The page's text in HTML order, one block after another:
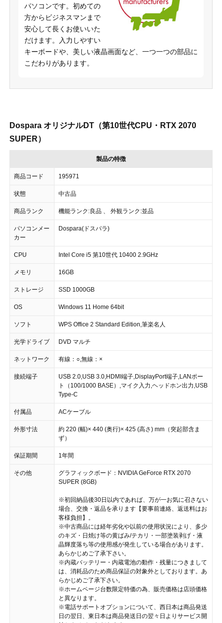
パソコンです。初めての
方からビジネスマンまで
安心して長くお使いいた
だけます。入力しやすい
キーボードや、美しい液晶画面など、一つ一つの部品に
こだわりがあります。
Dospara オリジナルDT（第10世代CPU・RTX 2070
SUPER）
製品の特徴
商品コード 195971
状態 中古品
商品ランク 機能ランク:良品 、 外観ランク:並品
パソコンメー
カー
Dospara(ドスパラ)
CPU Intel Core i5 第10世代 10400 2.9GHz
メモリ 16GB
ストレージ SSD 1000GB
OS Windows 11 Home 64bit
ソフト WPS Office 2 Standard Edition,筆楽名人
光学ドライブ DVD マルチ
ネットワーク 有線：○,無線：×
接続端子
USB 2.0,USB 3.0,HDMI端子,DisplayPort端子,LANポー
ト（100/1000 BASE）,マイク入力,ヘッドホン出力,USB
Type-C
付属品 ACケーブル
外形寸法
約 220 (幅)× 440 (奥行)× 425 (高さ) mm（突起部含ま
ず）
保証期間 1年間
その他
グラフィックボード：NVIDIA GeForce RTX 2070
SUPER (8GB)
※初回納品後30日以内であれば、万が一お気に召さない
場合、交換・返品を承ります【要事前連絡、返送料はお
客様負担】。
※中古商品には経年劣化や以前の使用状況により、多少
のキズ・日焼け等の黄ばみ/テカリ・一部塗装剥げ・液
晶輝度落ち等の使用感が発生している場合があります。
あらかじめご了承下さい。
※内蔵バッテリー・内蔵電池の動作・残量につきまして
は、消耗品のため商品保証の対象外としております。あ
らかじめご了承下さい。
※ホームページ台数限定特価の為、販売価格は店頭価格
と異なります。
※電話サポートオプションについて、西日本は商品発送
日の翌日、東日本は商品発送日の翌々日よりサービス開